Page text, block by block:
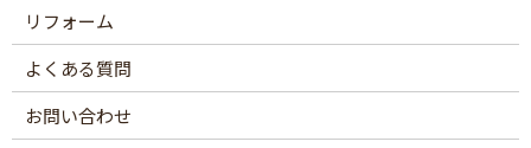
リフォーム
よくある質問
お問い合わせ